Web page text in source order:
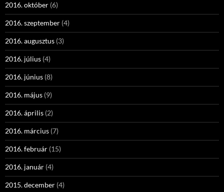
2016. október (6)
2016. szeptember (4)
2016. augusztus (3)
2016. július (4)
2016. június (8)
2016. május (9)
2016. április (2)
2016. március (7)
2016. február (15)
2016. január (4)
2015. december (4)